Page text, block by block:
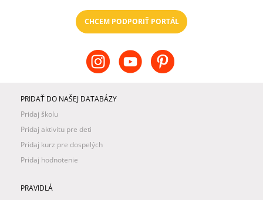
CHCEM PODPORIŤ PORTÁL
PRIDAŤ DO NAŠEJ DATABÁZY
Pridaj školu
Pridaj aktivitu pre deti
Pridaj kurz pre dospelých
Pridaj hodnotenie
PRAVIDLÁ